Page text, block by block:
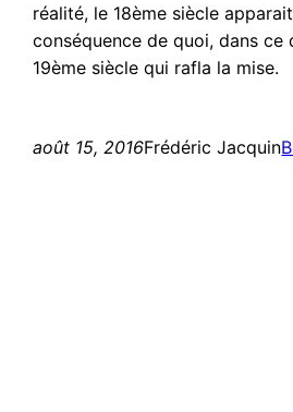
réalité, le 18ème siècle
conséquence de quoi, dans ce
19ème siècle qui rafla la mise.
août 15, 2016Frédéric Jacquin